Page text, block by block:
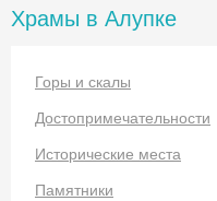
Храмы в Алупке
Горы и скалы
Достопримечательности
Исторические места
Памятники